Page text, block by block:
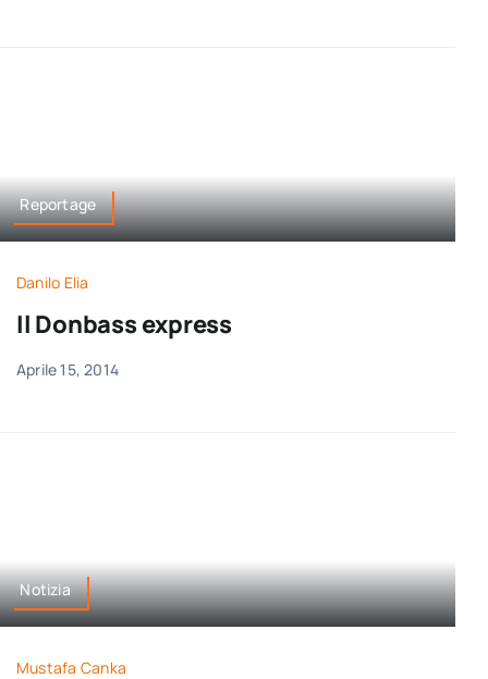
Reportage
Danilo Elia
Il Donbass express
Aprile 15, 2014
Notizia
Mustafa Canka